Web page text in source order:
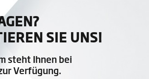
SIE UNS!
steht Ihnen bei
Verfügung.